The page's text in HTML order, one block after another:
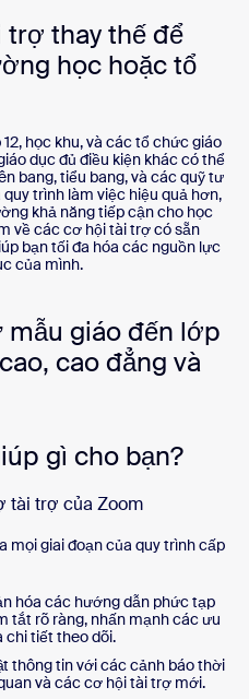
trợ thay thế để
học hoặc tổ
học khu, và các tổ chức giáo
dục đủ điều kiện khác có thể
bang, tiểu bang, và các quỹ tư
trình làm việc hiệu quả hơn,
khả năng tiếp cận cho học
về các cơ hội tài trợ có sẵn
bạn tối đa hóa các nguồn lực
của mình.
giáo đến lớp
cao đẳng và
gì cho bạn?
tài trợ của Zoom
mọi giai đoạn của quy trình cấp
hóa các hướng dẫn phức tạp
tắt rõ ràng, nhấn mạnh các ưu
chi tiết theo dõi.
thông tin với các cảnh báo thời
và các cơ hội tài trợ mới.